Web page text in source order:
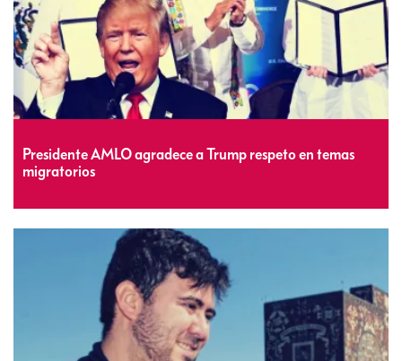
Presidente AMLO agradece a Trump respeto en temas
migratorios